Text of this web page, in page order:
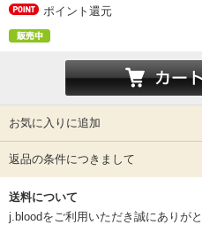
ポイント還元
お気に入りに追加
返品の条件につきまして
送料について
j.bloodをご利用いただき誠にありがと